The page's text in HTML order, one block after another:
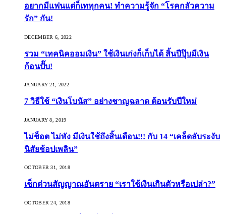
อยากมีแฟนแต่ก็เททุกคน! ทำความรู้จัก “โรคกลัวความ
รัก” กัน!
DECEMBER 6, 2022
รวม “เทคนิคออมเงิน” ใช้เงินเก่งก็เก็บได้ สิ้นปีปุ๊บมีเงิน
ก้อนปั๊บ!
JANUARY 21, 2022
7 วิธีใช้ “เงินโบนัส” อย่างชาญฉลาด ต้อนรับปีใหม่
JANUARY 8, 2019
ไม่ช็อต ไม่พัง มีเงินใช้ถึงสิ้นเดือน!!! กับ 14 “เคล็ดลับระงับ
นิสัยช้อปเพลิน”
OCTOBER 31, 2018
เช็กด่วนสัญญาณอันตราย “เราใช้เงินเกินตัวหรือเปล่า?”
OCTOBER 24, 2018